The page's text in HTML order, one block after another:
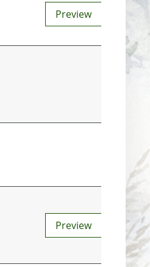
Preview
Preview